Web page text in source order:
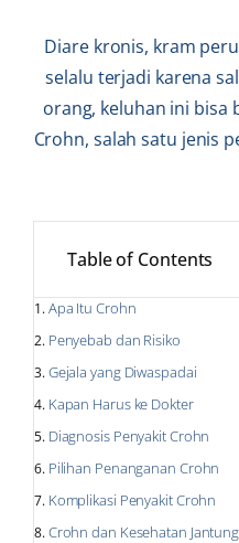
Diare kronis, kram
selalu terjadi karena
orang, keluhan ini bisa
Crohn, salah satu jenis
Table of Contents
Apa Itu Crohn
Penyebab dan Risiko
Gejala yang Diwaspadai
Kapan Harus ke Dokter
Diagnosis Penyakit Crohn
Pilihan Penanganan Crohn
Komplikasi Penyakit Crohn
Crohn dan Kesehatan Jantung